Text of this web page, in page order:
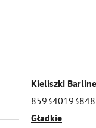
Kieliszki
Gładkie